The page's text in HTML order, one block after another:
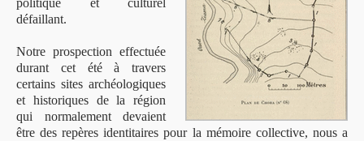
politique et culturel
défaillant.
Notre prospection effectuée
durant cet été à travers
certains sites archéologiques
et historiques de la région
qui normalement devaient
être des repères identitaires pour la mémoire collective, nous a